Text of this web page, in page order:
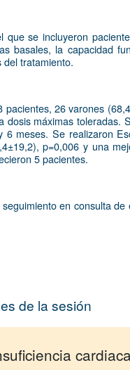
que se incluyeron
basales, la capacidad
del tratamiento.
pacientes, 26 varones
dosis máximas toleradas.
meses. Se realizaron
p=0,006 y una
5 pacientes.
en consulta
de la sesión
cardiaca